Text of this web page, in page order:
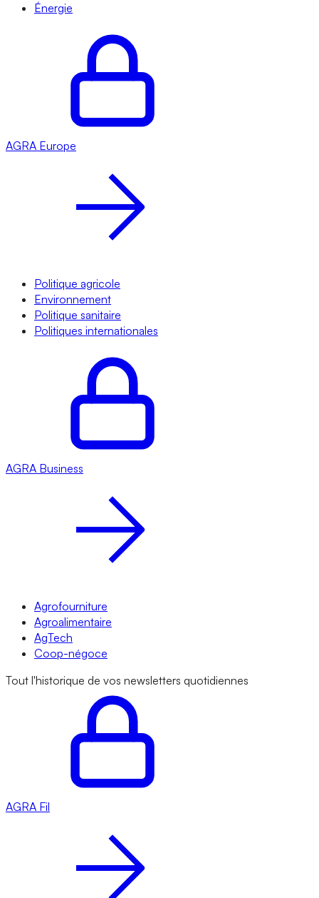
Énergie
AGRA Europe
Politique agricole
Environnement
Politique sanitaire
Politiques internationales
AGRA Business
Agrofourniture
Agroalimentaire
AgTech
Coop-négoce
Tout l'historique de vos newsletters quotidiennes
AGRA Fil